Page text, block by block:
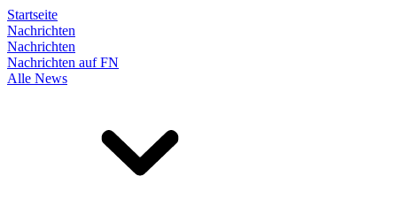
Startseite
Nachrichten
Nachrichten
Nachrichten auf FN
Alle News